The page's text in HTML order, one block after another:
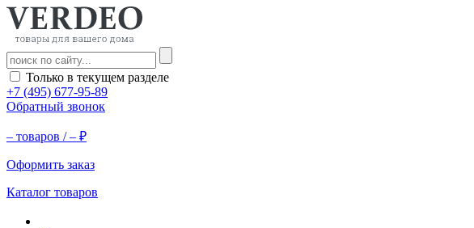
Только в текущем разделе
+7 (495) 677-95-89
Обратный звонок
– товаров /– ₽
Оформить заказ
Каталог товаров